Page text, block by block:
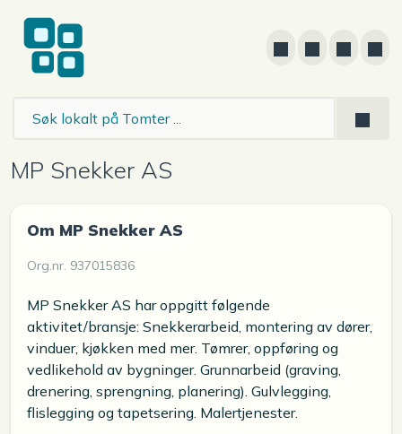
MP Snekker AS
Om MP Snekker AS
Org.nr. 937015836
MP Snekker AS har oppgitt følgende
aktivitet/bransje: Snekkerarbeid, montering av dører,
vinduer, kjøkken med mer. Tømrer, oppføring og
vedlikehold av bygninger. Grunnarbeid (graving,
drenering, sprengning, planering). Gulvlegging,
flislegging og tapetsering. Malertjenester.